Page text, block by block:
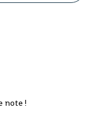
note !